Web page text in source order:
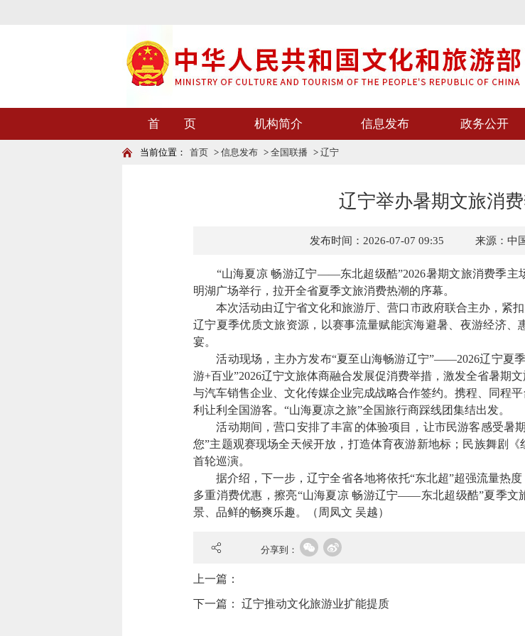
首 页 机构简介 信息发布 政务公开
当前位置： 首页 > 信息发布 > 全国联播 > 辽宁
辽宁举办暑期文旅消
发布时间：2026-07-07 09:35 来源：中
“山海夏凉 畅游辽宁——东北超级酷”2026暑期文旅消费季主
明湖广场举行，拉开全省夏季文旅消费热潮的序幕。
本次活动由辽宁省文化和旅游厅、营口市政府联合主办，紧扣
辽宁夏季优质文旅资源，以赛事流量赋能滨海避暑、夜游经济
宴。
活动现场，主办方发布“夏至山海畅游辽宁”——2026辽宁夏季
游+百业”2026辽宁文旅体商融合发展促消费举措，激发全省暑期
与汽车销售企业、文化传媒企业完成战略合作签约。携程、同程
利让利全国游客。“山海夏凉之旅”全国旅行商踩线团集结出发。
活动期间，营口安排了丰富的体验项目，让市民游客感受暑
您”主题观赛现场全天候开放，打造体育夜游新地标；民族舞剧
首轮巡演。
据介绍，下一步，辽宁全省各地将依托“东北超”超强流量热度
多重消费优惠，擦亮“山海夏凉 畅游辽宁——东北超级酷”夏季文
景、品鲜的畅爽乐趣。
（周凤文 吴越）
分享到：
上一篇：
下一篇： 辽宁推动文化旅游业扩能提质